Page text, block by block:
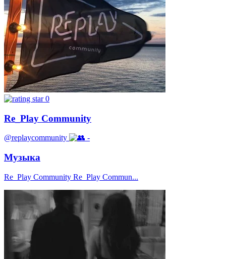
0
Re_Play Community
@replaycommunity -
Музыка
Re_Play Community Re_Play Commun...